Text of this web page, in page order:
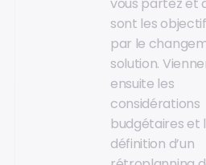
vous partez et
sont les
par le
solution.
ensuite les
considérations
budgétaires et
définition d’un